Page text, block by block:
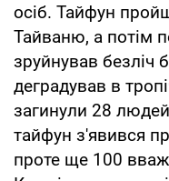
осіб. Тайфун
Тайваню, а потім
зруйнував безліч
деградував в
загинули 28
тайфун з'явився
проте ще 100